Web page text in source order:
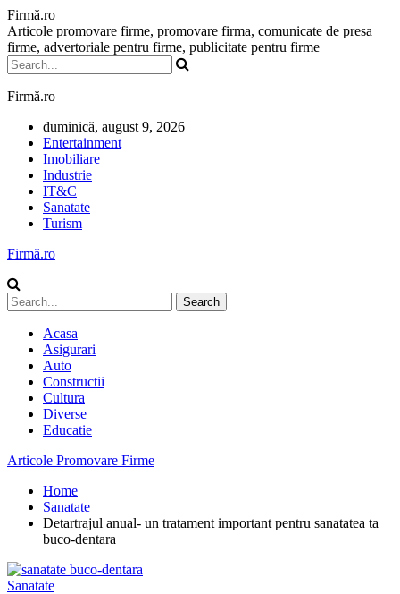
Firmă.ro
Articole promovare firme, promovare firma, comunicate de presa
firme, advertoriale pentru firme, publicitate pentru firme
Firmă.ro
duminică, august 9, 2026
Entertainment
Imobiliare
Industrie
IT&C
Sanatate
Turism
Firmă.ro
Acasa
Asigurari
Auto
Constructii
Cultura
Diverse
Educatie
Articole Promovare Firme
Home
Sanatate
Detartrajul anual- un tratament important pentru sanatatea ta
buco-dentara
Sanatate